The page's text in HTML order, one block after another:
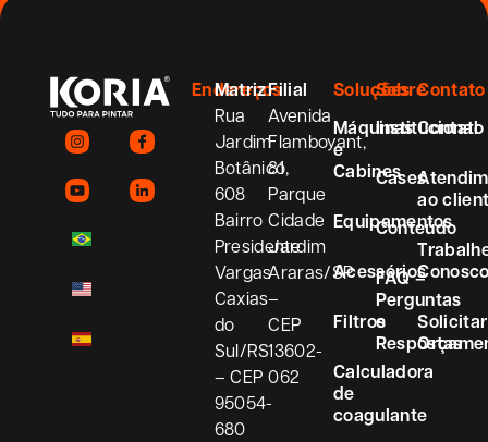
Endereços
Matriz
Rua
Jardim
Botânico,
608
Bairro
Presidente
Vargas
Caxias
do
Sul/RS
– CEP
95054-
680
Filial
Avenida
Flamboyant,
81
Parque
Cidade
Jardim
Araras/SP
–
CEP
13602-
062
Soluções
Máquinas
e
Cabines
Equipamentos
Acessórios
Filtros
Calculadora
de
coagulante
Sobre
Institucional
Cases
Conteúdo
FAQ –
Perguntas
e
Respostas
Contato
Contato
ao
Solicitar